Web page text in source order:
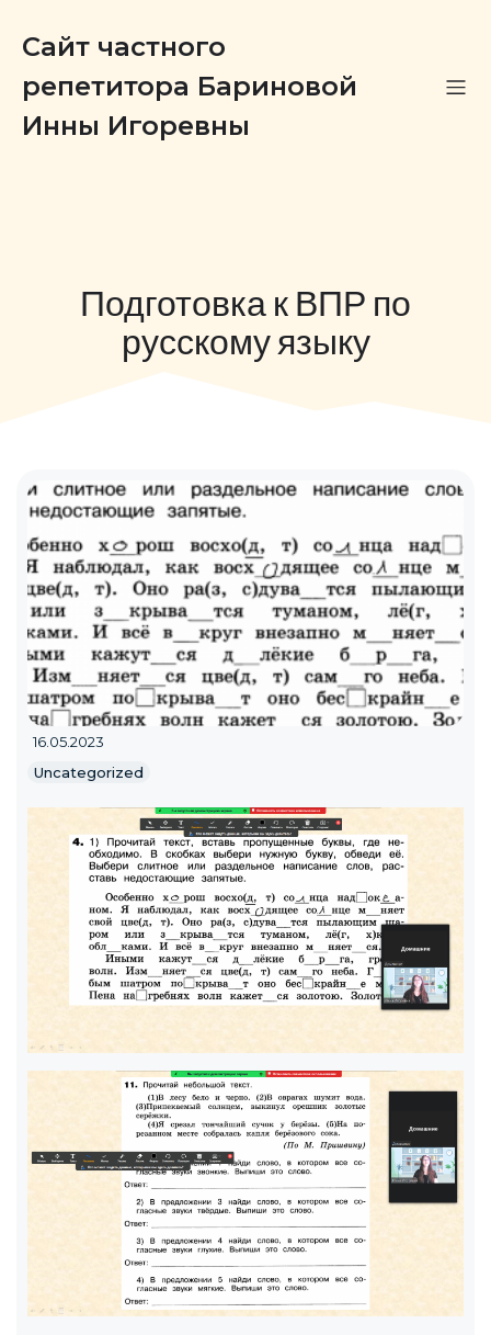
Сайт частного
репетитора Бариновой
Инны Игоревны
Подготовка к ВПР по
русскому языку
16.05.2023
Uncategorized